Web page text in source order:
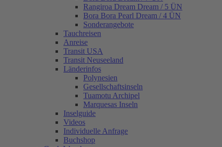
Rangiroa Dream Dream / 5 ÜN
Bora Bora Pearl Dream / 4 ÜN
Sonderangebote
Tauchreisen
Anreise
Transit USA
Transit Neuseeland
Länderinfos
Polynesien
Gesellschaftsinseln
Tuamotu Archipel
Marquesas Inseln
Inselguide
Videos
Individuelle Anfrage
Buchshop